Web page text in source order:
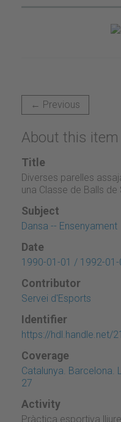
← Previous
About this item
Title
Diverses parelles
una Classe de Balls de
Subject
Dansa -- Ensenyament
Date
1990-01-01 / 1992-01-
Contributor
Servei d'Esports
Identifier
https://hdl.handle.net/
Coverage
Catalunya. Barcelona.
27
Activity
Pràctica esportiva lliure